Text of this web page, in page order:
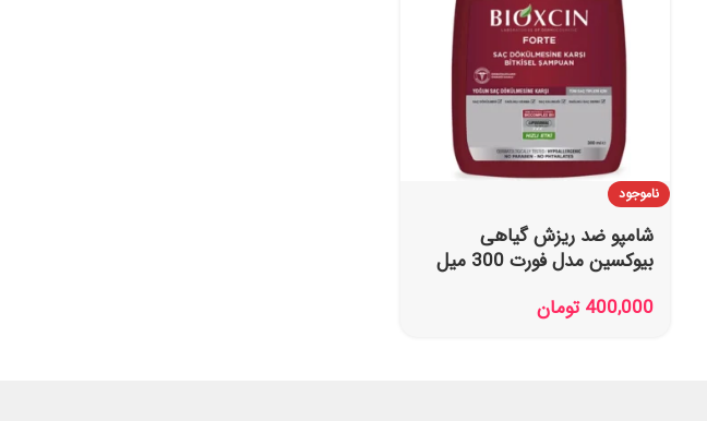
ناموجود
شامپو ضد ریزش گیاهی
بیوکسین مدل فورت 300 میل
400,000 تومان